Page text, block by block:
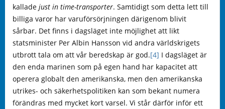
kallade just in time-transporter. Samtidigt som detta lett till
billiga varor har varuförsörjningen därigenom blivit
sårbar. Det finns i dagsläget inte möjlighet att likt
statsminister Per Albin Hansson vid andra världskrigets
utbrott tala om att vår beredskap är god.[4] I dagsläget är
den enda marinen som på egen hand har kapacitet att
operera globalt den amerikanska, men den amerikanska
utrikes- och säkerhetspolitiken kan som bekant numera
förändras med mycket kort varsel. Vi står därför inför ett